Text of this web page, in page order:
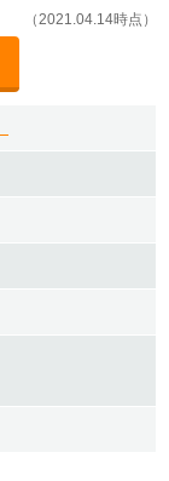
（2021.04.14時点）